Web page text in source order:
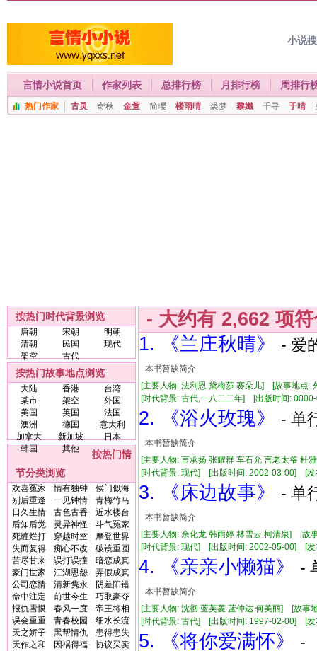
小说
言情小说首页 作家列表 总排行榜 月排行榜 周排行
热门作家 古灵 寄秋 金萱 简璎 楼雨晴 裘梦 黎孅 千寻 于晴
按热门时代背景浏览
唐朝 宋朝
明朝
清朝
民国
现代
架空
古代
按热门故事地点浏览
大陆 香港
台湾
某市
架空
外国
美国
英国
法国
澳洲
德国
意大利
加拿大
新加坡
日本
韩国
其他
按热门情
节分类浏览
欢喜冤家 情有独钟
候门似海
别后重逢
一见钟情
青梅竹马
日久生情
古色古香
近水楼台
后知后觉
灵异神怪
斗气冤家
死缠烂打
穿越时空
摩登世界
失而复得
痴心不改
破镜重圆
苦尽甘来
误打误撞
暗恋成真
豪门世家
江湖恩怨
弄假成真
公司恋情
清新隽永
阴差阳错
命中注定
前世今生
巧取豪夺
报仇雪恨
春风一度
帝王将相
误会重重
青春校园
细水长流
天之娇子
黑帮情仇
患得患失
天作之和
因祸得福
协议买卖
- 大约有 2,662 项
1. 《兰庄秋晴》
- 爱
本书暂缺简介
[主要人物: 法利恩 黛梅莎 赛朵儿] [故事地点
[时代背景: 古代,一八二二年] [出版时间:
2. 《浴火玫瑰》 - 单
本书暂缺简介
[主要人物: 言承扬 张耀群 车石允 言老太爷
[时代背景: 现代] [出版时间: 2002-03-00] [
3. 《床边故事》 - 单
本书暂缺简介
[主要人物: 余化龙 韩雨婷 林雪云 柯清泉] [
[时代背景: 现代] [出版时间: 2002-05-00] [
4. 《亲亲小懒猫》 -
本书暂缺简介
[主要人物: 沈彻 蓝芙菱 蓝仲达 何美丽] [故
[时代背景: 古代] [出版时间: 1997-02-00] [
5. 《将你爱满怀》 -